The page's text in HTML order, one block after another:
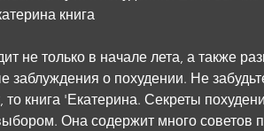
книга
не только в начале лета, а также
заблуждения о похудении. Не
книга 'Екатерина. Секреты
Она содержит много советов